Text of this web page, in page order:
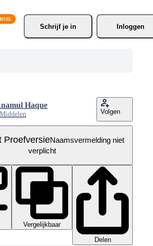
Schrijf je in Inloggen
Haque
Volgen
ProefversieNaamsvermelding niet
verplicht
Vergelijkbaar
Delen